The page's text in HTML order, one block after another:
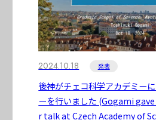
2024.10.18 発表
後神がチェコ科学アカデミー
ーを行いました (Gogami
r talk at Czech Academy of